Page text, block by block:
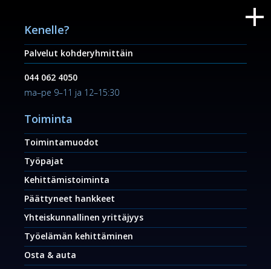
Kenelle?
Palvelut kohderyhmittäin
044 062 4050
ma–pe 9–11 ja 12–15:30
Toiminta
Toimintamuodot
Työpajat
Kehittämistoiminta
Päättyneet hankkeet
Yhteiskunnallinen yrittäjyys
Työelämän kehittäminen
Osta & auta